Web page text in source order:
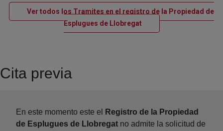
Ver todos los Tramites en el registro de la Propiedad de
Esplugues de LlobregatVentana nueva
Cita previa
En este momento este el
Registro de la Propiedad
de Esplugues de Llobregat no admite la solicitud de